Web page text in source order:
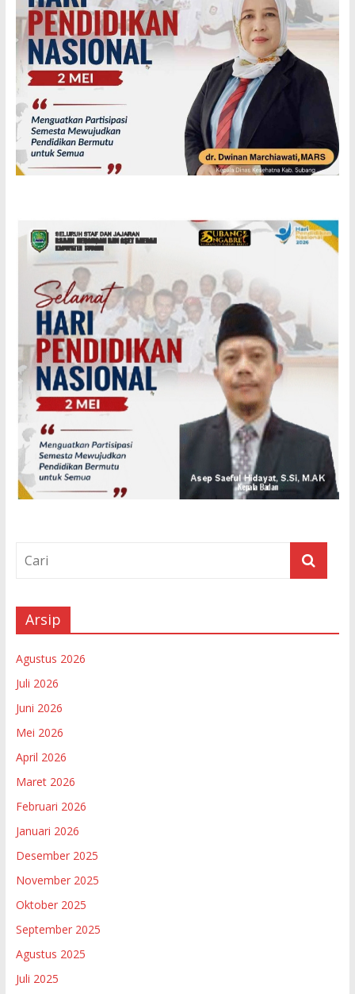
Arsip
Agustus 2026
Juli 2026
Juni 2026
Mei 2026
April 2026
Maret 2026
Februari 2026
Januari 2026
Desember 2025
November 2025
Oktober 2025
September 2025
Agustus 2025
Juli 2025